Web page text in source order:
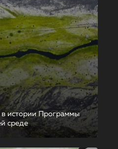
в истории Программы
среде